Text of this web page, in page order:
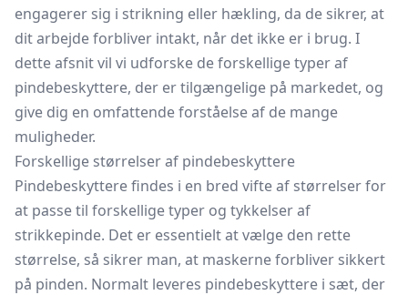
engagerer sig i strikning eller hækling, da de sikrer, at
dit arbejde forbliver intakt, når det ikke er i brug. I
dette afsnit vil vi udforske de forskellige typer af
pindebeskyttere, der er tilgængelige på markedet, og
give dig en omfattende forståelse af de mange
muligheder.
Forskellige størrelser af pindebeskyttere
Pindebeskyttere findes i en bred vifte af størrelser for
at passe til forskellige typer og tykkelser af
strikkepinde. Det er essentielt at vælge den rette
størrelse, så sikrer man, at maskerne forbliver sikkert
på pinden. Normalt leveres pindebeskyttere i sæt, der